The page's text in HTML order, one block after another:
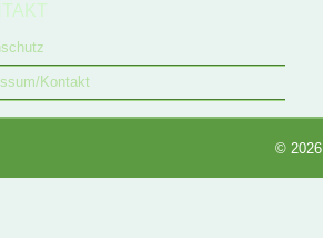
Kontakt
© 2026